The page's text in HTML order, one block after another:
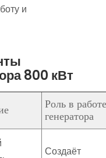
и
800 кВт
Роль в работе
генератора
Создаёт